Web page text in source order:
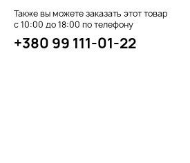
Также вы можете заказать этот товар
с 10:00 до 18:00 по телефону
+380 99 111-01-22